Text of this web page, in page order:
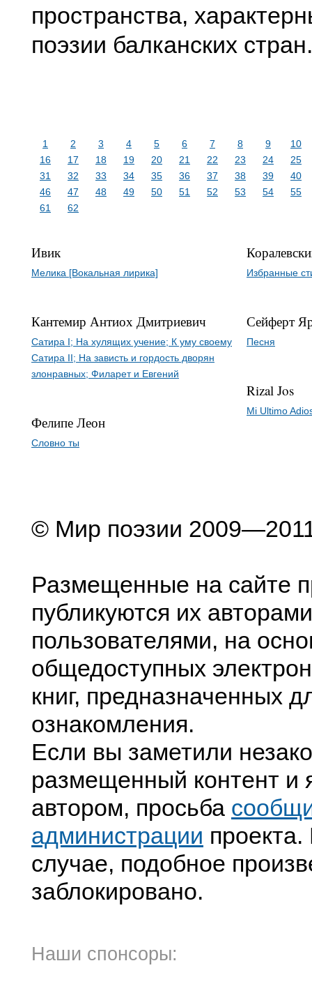
пространства,
поэзии балканских стран.
1 2 3 4 5 6 7 8 9
10
16
17 18 19 20 21 22 23 24
25
31
32 33 34 35 36 37 38 39
40
46
47 48 49 50 51 52 53 54
55
61
62
Ивик
Мелика [Вокальная лирика]
Кантемир Антиох Дмитриевич
Сатира I; На хулящих учение; К уму своему
Сатира II; На зависть и гордость дворян
злонравных; Филарет и Евгений
Фелипе Леон
Словно ты
Избранные
Сейферт
Песня
Rizal Jos
Mi Ultimo
© Мир поэзии
Размещенные на сайте
публикуются их
пользователями, на
общедоступных
книг, предназначенных
ознакомления.
Если вы заметили
размещенный контент и
автором, просьба
администрации
случае, подобное
заблокировано.
Наши спонсоры: